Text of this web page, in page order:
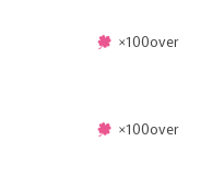
×100over
×100over